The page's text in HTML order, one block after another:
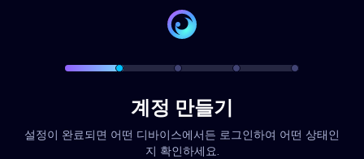
계정 만들기
설정이 완료되면 어떤 디바이스에서든 로그인하여 어떤 상태인
지 확인하세요.